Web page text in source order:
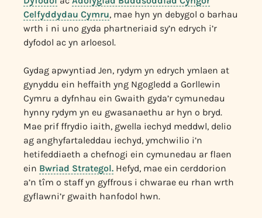
Celfyddydau Cymru, mae hyn yn debygol o barhau
wrth i ni uno gyda phartneriaid sy’n edrych i’r
dyfodol ac yn arloesol.
Gydag apwyntiad Jen, rydym yn edrych ymlaen at
gynyddu ein heffaith yng Ngogledd a Gorllewin
Cymru a dyfnhau ein Gwaith gyda’r cymunedau
hynny rydym yn eu gwasanaethu ar hyn o bryd.
Mae prif ffrydio iaith, gwella iechyd meddwl, delio
ag anghyfartaleddau iechyd, ymchwilio i’n
hetifeddiaeth a chefnogi ein cymunedau ar flaen
ein Bwriad Strategol. Hefyd, mae ein cerddorion
a’n tîm o staff yn gyffrous i chwarae eu rhan wrth
gyflawni’r gwaith hanfodol hwn.